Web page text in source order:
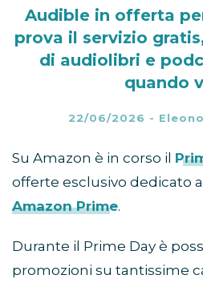
Audible in offerta
prova il servizio
di audiolibri e
quando
22/06/2026 -
Su Amazon è in corso il
offerte esclusivo dedicato
Amazon Prime.
Durante il Prime Day è
promozioni su tantissime